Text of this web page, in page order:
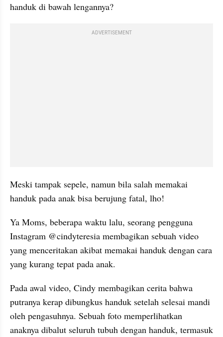
handuk di bawah lengannya?
ADVERTISEMENT
Meski tampak sepele, namun bila salah memakai
handuk pada anak bisa berujung fatal, lho!
Ya Moms, beberapa waktu lalu, seorang pengguna
Instagram @cindyteresia membagikan sebuah video
yang menceritakan akibat memakai handuk dengan cara
yang kurang tepat pada anak.
Pada awal video, Cindy membagikan cerita bahwa
putranya kerap dibungkus handuk setelah selesai mandi
oleh pengasuhnya. Sebuah foto memperlihatkan
anaknya dibalut seluruh tubuh dengan handuk, termasuk